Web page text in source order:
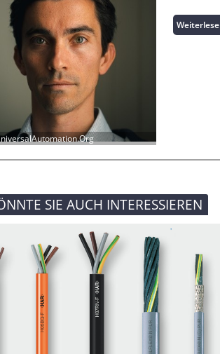
SIE AUCH INTERESSIEREN